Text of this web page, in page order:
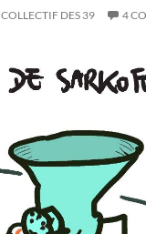
COLLECTIF DES 39 4